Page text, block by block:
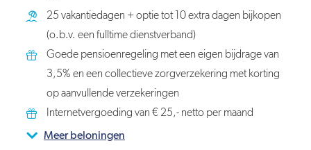
25 vakantiedagen + optie tot 10 extra dagen bijkopen
(o.b.v. een fulltime dienstverband)
Goede pensioenregeling met een eigen bijdrage van
3,5% en een collectieve zorgverzekering met korting
op aanvullende verzekeringen
Internetvergoeding van € 25,- netto per maand
Meer beloningen